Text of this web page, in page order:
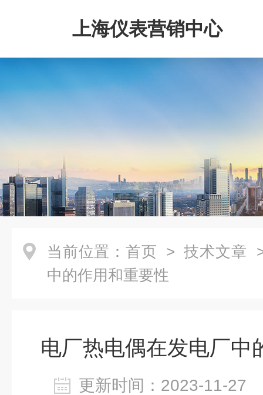
上海仪表营销中心
当前位置： 首页 > 技术文章
中的作用和重要性
电厂热电偶在发电厂中
更新时间：2023-11-